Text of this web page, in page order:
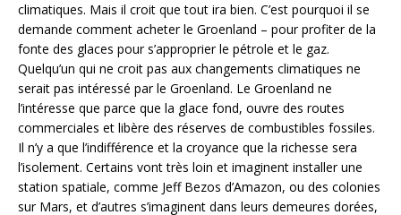
climatiques. Mais il croit que tout ira bien. C’est pourquoi il se
demande comment acheter le Groenland – pour profiter de la
fonte des glaces pour s’approprier le pétrole et le gaz.
Quelqu’un qui ne croit pas aux changements climatiques ne
serait pas intéressé par le Groenland. Le Groenland ne
l’intéresse que parce que la glace fond, ouvre des routes
commerciales et libère des réserves de combustibles fossiles.
Il n’y a que l’indifférence et la croyance que la richesse sera
l’isolement. Certains vont très loin et imaginent installer une
station spatiale, comme Jeff Bezos d’Amazon, ou des colonies
sur Mars, et d’autres s’imaginent dans leurs demeures dorées,